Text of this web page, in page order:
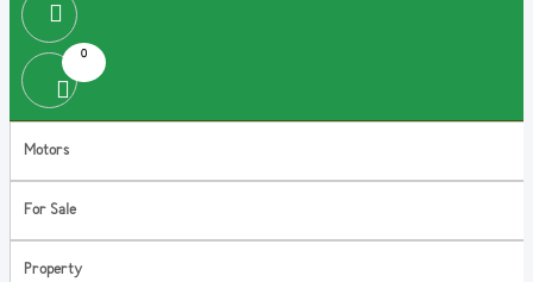
0
Motors
For Sale
Property